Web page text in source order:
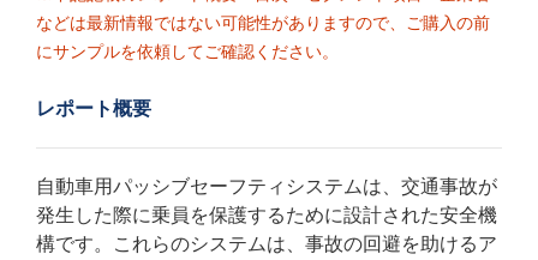
などは最新情報ではない可能性がありますので、ご購入の前
にサンプルを依頼してご確認ください。
レポート概要
自動車用パッシブセーフティシステムは、交通事故が
発生した際に乗員を保護するために設計された安全機
構です。これらのシステムは、事故の回避を助けるア